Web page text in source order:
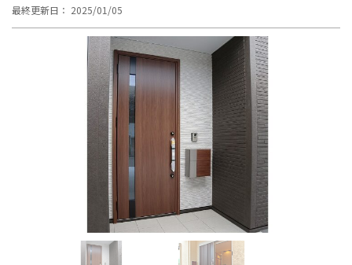
最終更新日： 2025/01/05